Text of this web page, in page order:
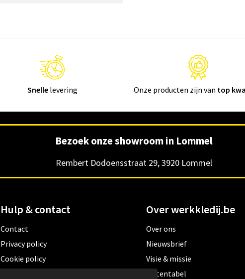
Snellelevering Onze producten zijn van top
Bezoek onze showroom in Lommel
Rembert Dodoensstraat 29, 3920 Lommel
Hulp & contact
Contact
Privacy policy
Cookie policy
Over werkkledij.be
Over ons
Nieuwsbrief
Visie & missie
Matentabel